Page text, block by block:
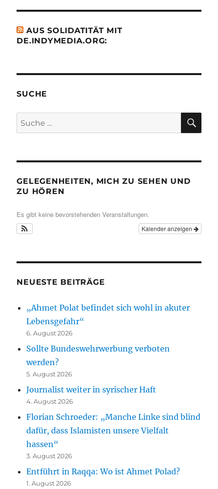
AUS SOLIDATITÄT MIT
DE.INDYMEDIA.ORG:
SUCHE
Suche
nach:
GELEGENHEITEN, MICH ZU SEHEN UND
ZU HÖREN
Es gibt keine bevorstehenden Veranstaltungen.
Kalender anzeigen
NEUESTE BEITRÄGE
„Ahmet Polat befindet sich wohl in akuter
Lebensgefahr“
6. August 2026
Sollte Bundeswehrwerbung verboten
werden?
5. August 2026
Journalist weiter in syrischer Haft
4. August 2026
Florian Schroeder: „Manche Linke sind blind
dafür, dass Islamisten unsere Vielfalt
hassen“
3. August 2026
Entführt in Raqqa: Wo ist Ahmet Polad?
1. August 2026